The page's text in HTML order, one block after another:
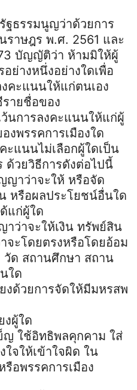
ธรรมนูญว่าด้วยการ
ราษฎร พ.ศ. 2561 และ
บัญญัติว่า ห้ามมิให้ผู้
ย่างหนึ่งอย่างใดเพื่อ
คะแนนให้แก่ตนเอง
ายชื่อของ
ว้นการลงคะแนนให้แก่ผู้
พรรคการเมืองใด
ะแนนไม่เลือกผู้ใดเป็น
วยวิธีการดังต่อไปนี้
ญาว่าจะให้ หรือจัด
หรือผลประโยชน์อื่นใด
แก่ผู้ใด
ว่าจะให้เงิน ทรัพย์สิน
จะโดยตรงหรือโดยอ้อม
ด สถานศึกษา สถาน
ใด
งด้วยการจัดให้มีมหรสพ
งผู้ใด
ญ ใช้อิทธิพลคุกคาม ใส่
ใจให้เข้าใจผิด ใน
อพรรคการเมือง